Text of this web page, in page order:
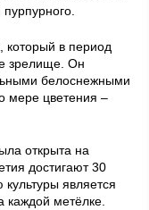
который в период
зрелище. Он
белоснежными
мере цветения –
открыта на
достигают 30
является
каждой метёлке.